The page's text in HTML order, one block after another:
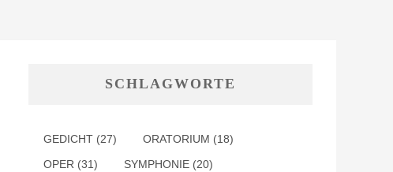
SCHLAGWORTE
GEDICHT (27) ORATORIUM (18)
OPER (31) SYMPHONIE (20)